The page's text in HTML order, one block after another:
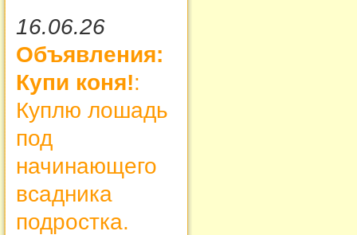
16.06.26
Объявления:
Купи коня!:
Куплю лошадь
под
начинающего
всадника
подростка.